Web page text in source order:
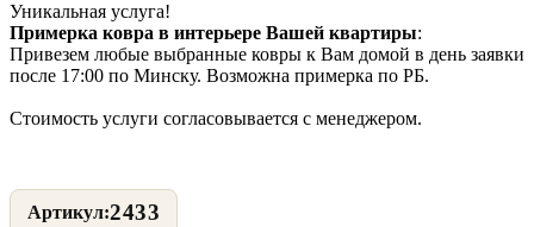
Уникальная услуга!
Примерка ковра в интерьере Вашей квартиры:
Привезем любые выбранные ковры к Вам домой в день заявки
после 17:00 по Минску. Возможна примерка по РБ.
Стоимость услуги согласовывается с менеджером.
2433